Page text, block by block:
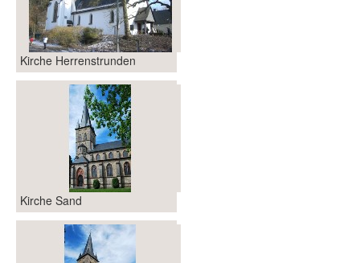
Kirche Herrenstrunden
Kirche Sand